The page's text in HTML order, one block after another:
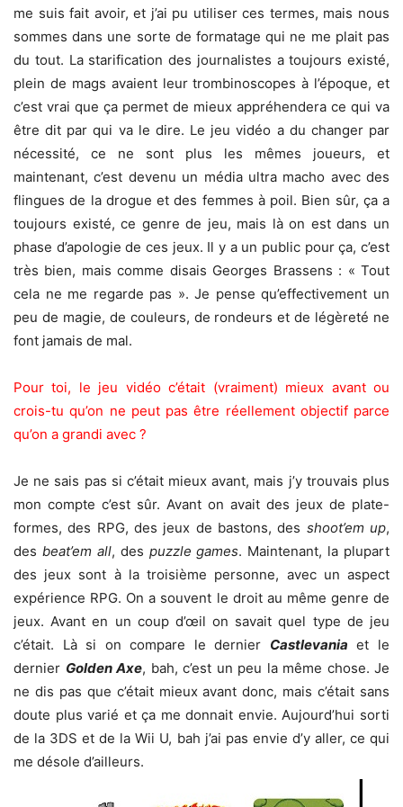
me suis fait avoir, et j’ai pu utiliser ces termes, mais nous
sommes dans une sorte de formatage qui ne me plait pas
du tout. La starification des journalistes a toujours existé,
plein de mags avaient leur trombinoscopes à l’époque, et
c’est vrai que ça permet de mieux appréhendera ce qui va
être dit par qui va le dire. Le jeu vidéo a du changer par
nécessité, ce ne sont plus les mêmes joueurs, et
maintenant, c’est devenu un média ultra macho avec des
flingues de la drogue et des femmes à poil. Bien sûr, ça a
toujours existé, ce genre de jeu, mais là on est dans un
phase d’apologie de ces jeux. Il y a un public pour ça, c’est
très bien, mais comme disais Georges Brassens : « Tout
cela ne me regarde pas ». Je pense qu’effectivement un
peu de magie, de couleurs, de rondeurs et de légèreté ne
font jamais de mal.
Pour toi, le jeu vidéo c’était (vraiment) mieux avant ou
crois-tu qu’on ne peut pas être réellement objectif parce
qu’on a grandi avec ?
Je ne sais pas si c’était mieux avant, mais j’y trouvais plus
mon compte c’est sûr. Avant on avait des jeux de plate-
formes, des RPG, des jeux de bastons, des shoot’em up,
des beat’em all, des puzzle games. Maintenant, la plupart
des jeux sont à la troisième personne, avec un aspect
expérience RPG. On a souvent le droit au même genre de
jeux. Avant en un coup d’œil on savait quel type de jeu
c’était. Là si on compare le dernier Castlevania et le
dernier Golden Axe, bah, c’est un peu la même chose. Je
ne dis pas que c’était mieux avant donc, mais c’était sans
doute plus varié et ça me donnait envie. Aujourd’hui sorti
de la 3DS et de la Wii U, bah j’ai pas envie d’y aller, ce qui
me désole d’ailleurs.